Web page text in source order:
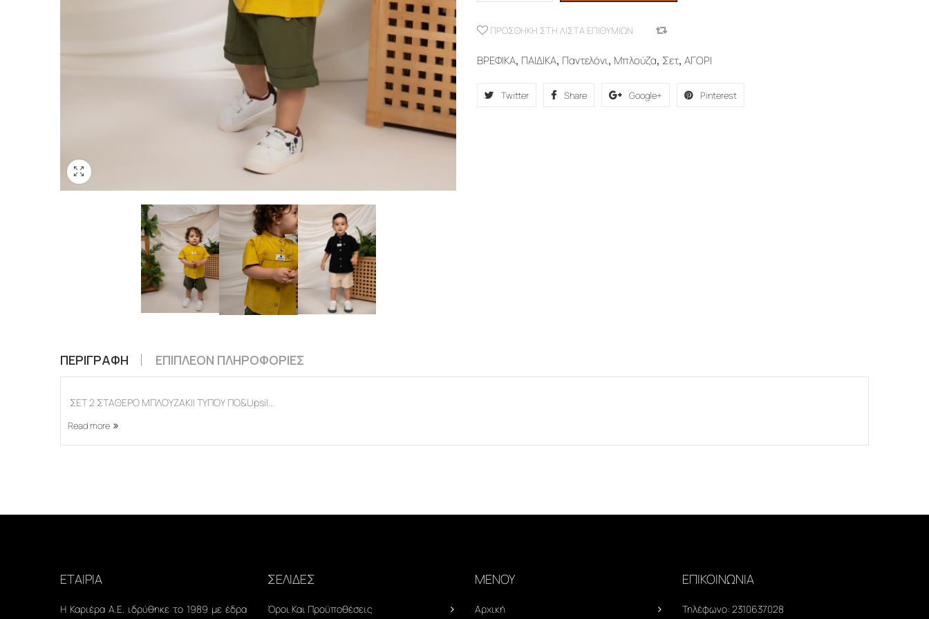
ΠΡΟΣΘΉΚΗ ΣΤΗ ΛΊΣΤΑ ΕΠΙΘΥΜΙΏΝ
ΒΡΕΦΙΚΑ, ΠΑΙΔΙΚΑ, Παντελόνι, Μπλούζα, Σετ,ΑΓΟΡΙ
Twitter Share Google+ Pinterest
ΠΕΡΙΓΡΑΦΉ ΕΠΙΠΛΈΟΝ ΠΛΗΡΟΦΟΡΊΕΣ
ΣΕΤ 2 ΣΤΑΘΕΡΟ ΜΠΛΟΥΖΑΚΙΙ ΤΥΠΟΥ ΠΟ&Upsil...
Read more
ΕΤΑΙΡΙΑ
Η Καριέρα Α.Ε. ιδρύθηκε το 1989 με έδρα
ΣΕΛΙΔΕΣ
Όροι Και Προϋποθέσεις
ΜΕΝΟΥ
Αρχική
ΕΠΙΚΟΙΝΩΝΙΑ
Τηλέφωνο: 2310637028